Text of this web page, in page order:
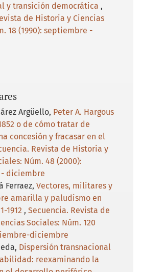
y transición democrática ,
de Historia y Ciencias
18 (1990): septiembre -
Argüello, Peter A. Hargous
o de cómo tratar de
concesión y fracasar en el
Revista de Historia y
Núm. 48 (2000):
diciembre
Ferraez, Vectores, militares y
amarilla y paludismo en
1912 , Secuencia. Revista de
Sociales: Núm. 120
diciembre
Dispersión transnacional
reexaminando la